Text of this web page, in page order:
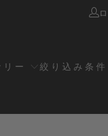
ー 絞り込み条件